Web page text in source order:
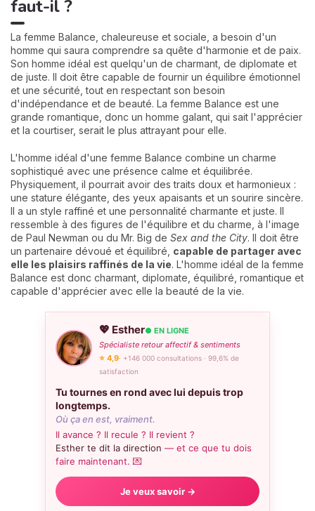
faut-il ?
La femme Balance, chaleureuse et sociale, a besoin d'un
homme qui saura comprendre sa quête d'harmonie et de paix.
Son homme idéal est quelqu'un de charmant, de diplomate et
de juste. Il doit être capable de fournir un équilibre émotionnel
et une sécurité, tout en respectant son besoin
d'indépendance et de beauté. La femme Balance est une
grande romantique, donc un homme galant, qui sait l'apprécier
et la courtiser, serait le plus attrayant pour elle.
L'homme idéal d'une femme Balance combine un charme
sophistiqué avec une présence calme et équilibrée.
Physiquement, il pourrait avoir des traits doux et harmonieux :
une stature élégante, des yeux apaisants et un sourire sincère.
Il a un style raffiné et une personnalité charmante et juste. Il
ressemble à des figures de l'équilibre et du charme, à l'image
de Paul Newman ou du Mr. Big de Sex and the City. Il doit être
un partenaire dévoué et équilibré, capable de partager avec
elle les plaisirs raffinés de la vie. L'homme idéal de la femme
Balance est donc charmant, diplomate, équilibré, romantique et
capable d'apprécier avec elle la beauté de la vie.
💖 Esther● EN LIGNE
Spécialiste retour affectif & sentiments
⭐ 4,9· +146 000 consultations · 99,6% de
satisfaction
Tu tournes en rond avec lui depuis trop
longtemps.
Où ça en est, vraiment.
Il avance ? Il recule ? Il revient ?
Esther te dit la direction — et ce que tu dois
faire maintenant. 💌
Je veux savoir →